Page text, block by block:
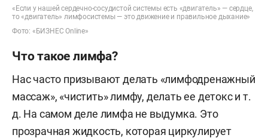
«Если у нашей сердечно-сосудистой системы есть «двигатель» — сердце,
то «двигатель» лимфосистемы — это движение и правильное дыхание»
Фото: «БИЗНЕС Online»
Что такое лимфа?
Нас часто призывают делать «лимфодренажный
массаж», «чистить» лимфу, делать ее детокс и т.
д. На самом деле лимфа не выдумка. Это
прозрачная жидкость, которая циркулирует